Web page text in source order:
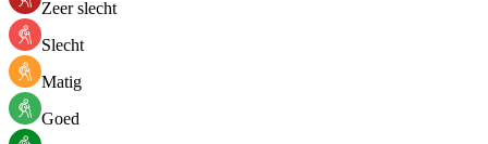
Zeer slecht
Slecht
Matig
Goed